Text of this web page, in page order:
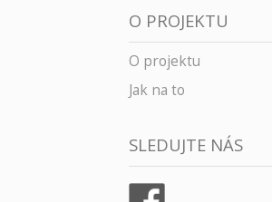
O PROJEKTU
O projektu
Jak na to
SLEDUJTE NÁS